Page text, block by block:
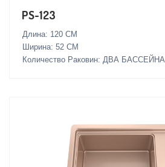
PS-123
Длина: 120 СМ
Ширина: 52 СМ
Количество Раковин: ДВА БАССЕЙНА